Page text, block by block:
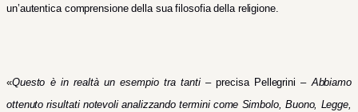
un’autentica comprensione della sua filosofia della religione.
«Questo è in realtà un esempio tra tanti –precisa Pellegrini –Abbiamo
ottenuto risultati notevoli analizzando termini come Simbolo, Buono, Legge,